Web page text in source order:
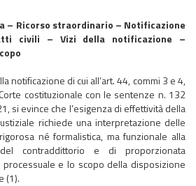
– Ricorso straordinario – Notificazione
civili – Vizi della notificazione –
notificazione di cui all’art. 44, commi 3 e 4,
costituzionale con le sentenze n. 132
si evince che l’esigenza di effettività della
richiede una interpretazione delle
né formalistica, ma funzionale alla
contraddittorio e di proporzionata
e lo scopo della disposizione
(1).